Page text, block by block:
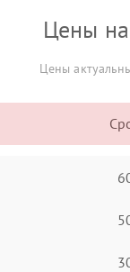
Цены
Цены